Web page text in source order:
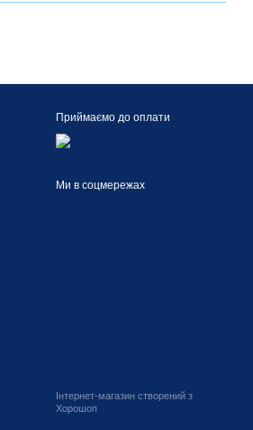
Приймаємо до оплати
Ми в соцмережах
Інтернет-магазин створений з
Хорошоп